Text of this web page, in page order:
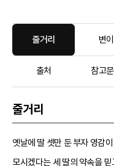
줄거리 변이
출처 참고
줄거리
옛날에 딸 셋만 둔 부자 영감
모시겠다는 세 딸의 약속을